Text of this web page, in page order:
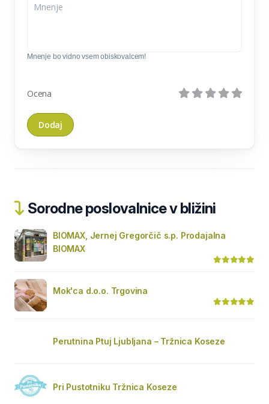
Mnenje bo vidno vsem obiskovalcem!
Ocena
Sorodne poslovalnice v bližini
BIOMAX, Jernej Gregorčič s.p. Prodajalna
BIOMAX
Mok'ca d.o.o. Trgovina
Perutnina Ptuj Ljubljana – Tržnica Koseze
Pri Pustotniku Tržnica Koseze